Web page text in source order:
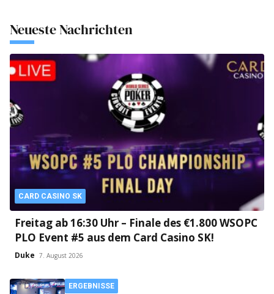
Neueste Nachrichten
CARD CASINO SK
Freitag ab 16:30 Uhr – Finale des €1.800 WSOPC
PLO Event #5 aus dem Card Casino SK!
Duke 7. August 2026
ERGEBNISSE